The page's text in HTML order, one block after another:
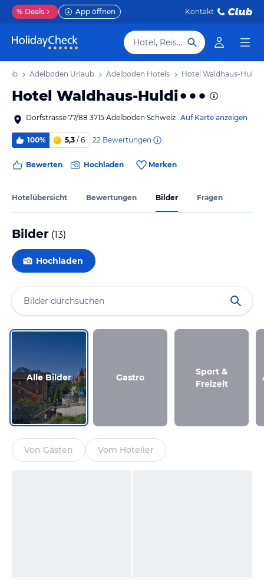
% Deals App öffnen Kontakt
Hotel, Reiseziel
Adelboden Urlaub Adelboden Hotels Hotel Waldhaus-Huldi
Hotel Waldhaus-Huldi
Dorfstrasse 77/88 3715 Adelboden Schweiz Auf Karte anzeigen
100% 5,3 / 6 22 Bewertungen
Bewerten Hochladen Merken
Hotelübersicht Bewertungen Bilder Fragen
Bilder (13)
Hochladen
Alle Bilder Gastro
Sport &
Freizeit
Von Gästen Vom Hotelier